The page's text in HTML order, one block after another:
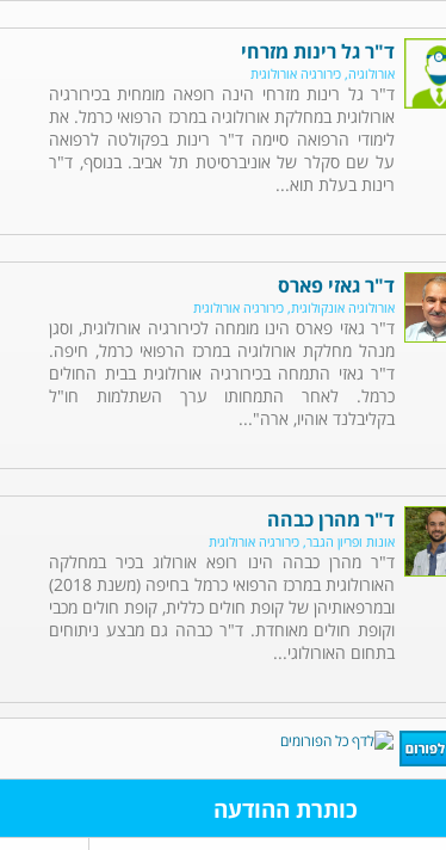
ד"ר גל רינות מזרחי
אורולוגיה, כירורגיה אורולוגית
ד"ר גל רינות מזרחי הינה רופאה מומחית בכירורגיה
אורולוגית במחלקת אורולוגיה במרכז הרפואי כרמל. את
לימודי הרפואה סיימה ד"ר רינות בפקולטה לרפואה
על שם סקלר של אוניברסיטת תל אביב. בנוסף, ד"ר
רינות בעלת תוא...
ד"ר גאזי פארס
אורולוגיה אונקולוגית, כירורגיה אורולוגית
ד"ר גאזי פארס הינו מומחה לכירורגיה אורולוגית, וסגן
מנהל מחלקת אורולוגיה במרכז הרפואי כרמל, חיפה.
ד"ר גאזי התמחה בכירורגיה אורולוגית בבית החולים
כרמל. לאחר התמחותו ערך השתלמות חו"ל
בקליבלנד אוהיו, ארה"...
ד"ר מהרן כבהה
אונות ופריון הגבר, כירורגיה אורולוגית
ד"ר מהרן כבהה הינו רופא אורולוג בכיר במחלקה
האורולוגית במרכז הרפואי כרמל בחיפה (משנת 2018)
ובמרפאותיהן של קופת חולים כללית, קופת חולים מכבי
וקופת חולים מאוחדת. ד"ר כבהה גם מבצע ניתוחים
בתחום האורולוגי...
כותרת ההודעה